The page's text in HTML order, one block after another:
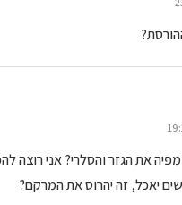
את הגזר והסלרי? אני רוצה